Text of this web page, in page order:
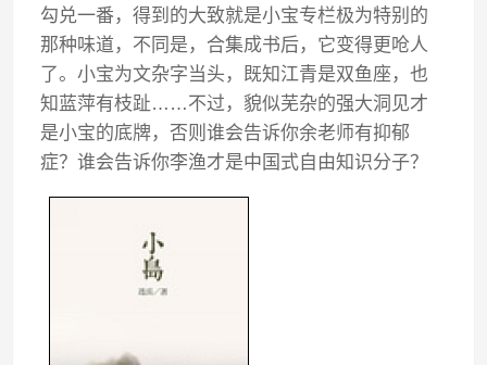
勾兑一番，得到的大致就是小宝专栏极为特别的
那种味道，不同是，合集成书后，它变得更呛人
了。小宝为文杂字当头，既知江青是双鱼座，也
知蓝萍有枝趾……不过，貌似芜杂的强大洞见才
是小宝的底牌，否则谁会告诉你余老师有抑郁
症？谁会告诉你李渔才是中国式自由知识分子？